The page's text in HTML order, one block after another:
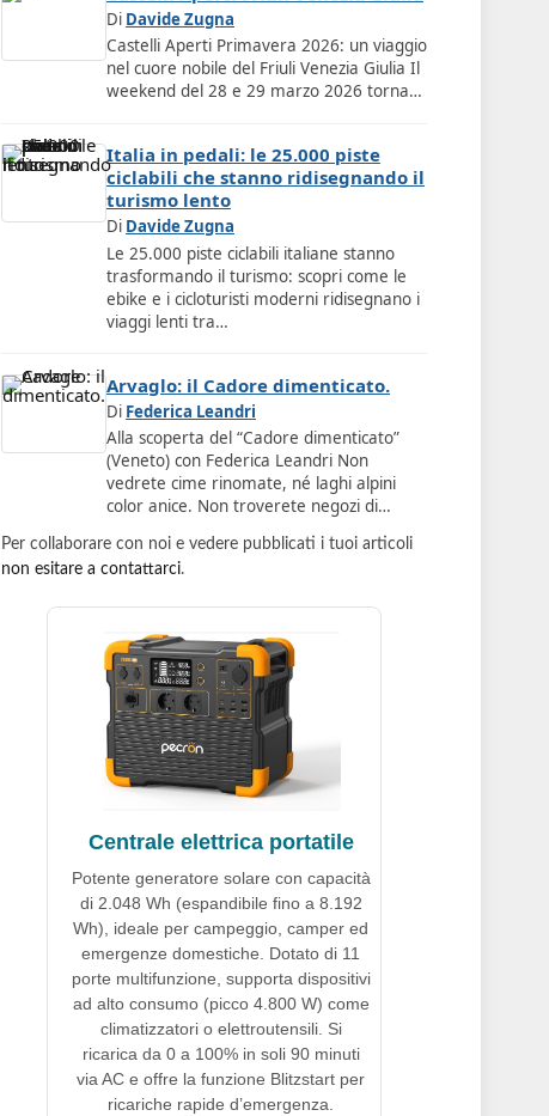
Di Davide Zugna
Castelli Aperti Primavera 2026: un viaggio
nel cuore nobile del Friuli Venezia Giulia Il
weekend del 28 e 29 marzo 2026 torna…
Italia in pedali: le 25.000 piste
ciclabili che stanno ridisegnando il
turismo lento
Di Davide Zugna
Le 25.000 piste ciclabili italiane stanno
trasformando il turismo: scopri come le
ebike e i cicloturisti moderni ridisegnano i
viaggi lenti tra…
Arvaglo: il Cadore dimenticato.
Di Federica Leandri
Alla scoperta del “Cadore dimenticato”
(Veneto) con Federica Leandri Non
vedrete cime rinomate, né laghi alpini
color anice. Non troverete negozi di…
Per collaborare con noi e vedere pubblicati i tuoi articoli
non esitare a contattarci.
Centrale elettrica portatile
Potente generatore solare con capacità
di 2.048 Wh (espandibile fino a 8.192
Wh), ideale per campeggio, camper ed
emergenze domestiche. Dotato di 11
porte multifunzione, supporta dispositivi
ad alto consumo (picco 4.800 W) come
climatizzatori o elettroutensili. Si
ricarica da 0 a 100% in soli 90 minuti
via AC e offre la funzione Blitzstart per
ricariche rapide d’emergenza.